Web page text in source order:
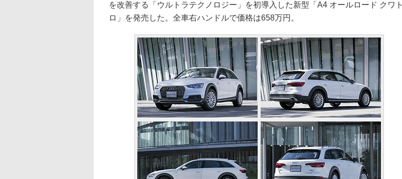
を改善する「ウルトラテクノロジー」を初導入した新型「A4 オールロード クワト
ロ」を発売した。全車右ハンドルで価格は658万円。